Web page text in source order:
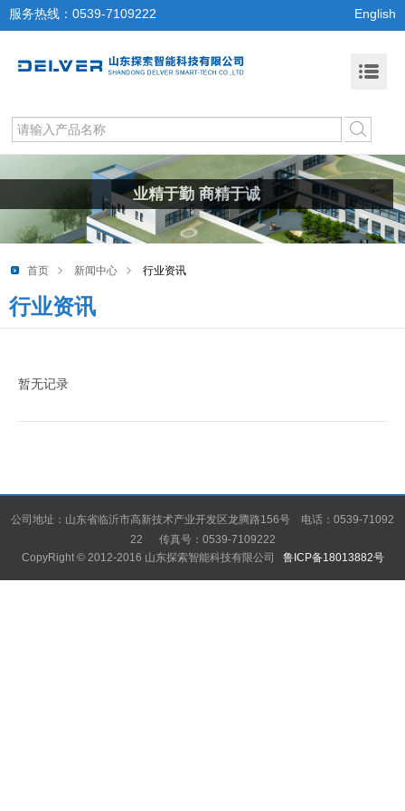
服务热线：0539-7109222 English
业精于勤 商精于诚
首页 新闻中心 行业资讯
行业资讯
暂无记录
公司地址：山东省临沂市高新技术产业开发区龙腾路156号 电话：0539-71092
22 传真号：0539-7109222
CopyRight © 2012-2016 山东探索智能科技有限公司 鲁ICP备18013882号